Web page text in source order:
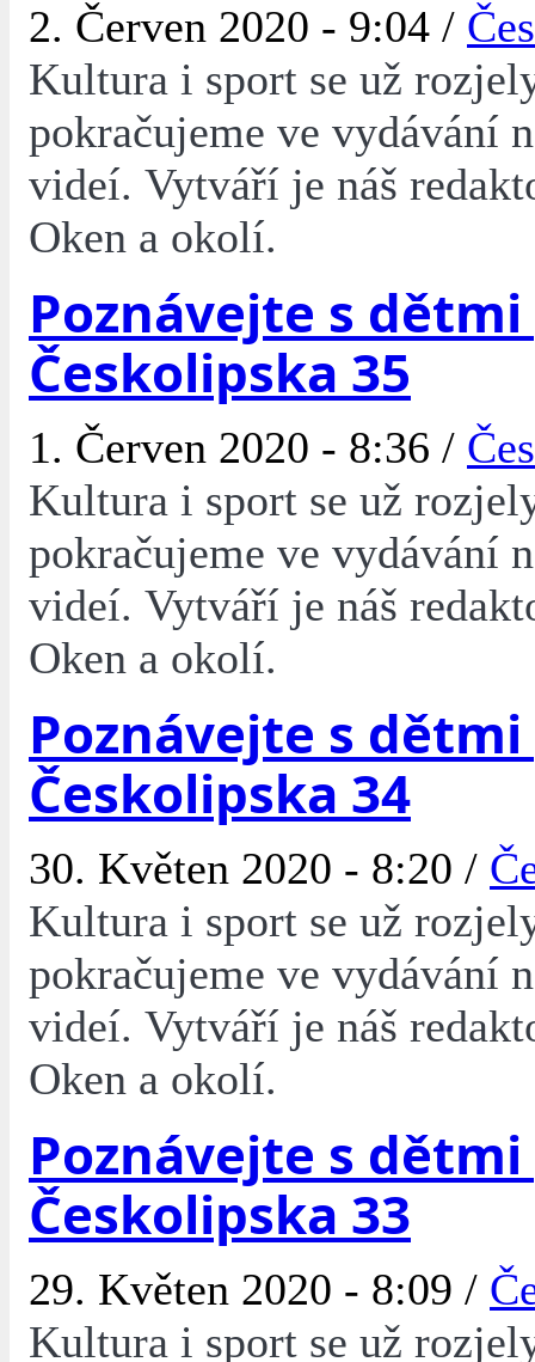
2. Červen 2020 - 9:04 /
Kultura i sport se už
pokračujeme ve vydávání
videí. Vytváří je náš
Oken a okolí.
Poznávejte s
Českolipska 35
1. Červen 2020 - 8:36 /
Kultura i sport se už
pokračujeme ve vydávání
videí. Vytváří je náš
Oken a okolí.
Poznávejte s
Českolipska 34
30. Květen 2020 - 8:20 /
Kultura i sport se už
pokračujeme ve vydávání
videí. Vytváří je náš
Oken a okolí.
Poznávejte s
Českolipska 33
29. Květen 2020 - 8:09 /
Kultura i sport se už